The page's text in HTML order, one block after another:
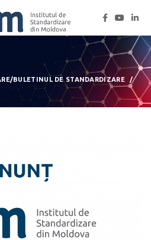
BULETINUL DE STANDARDIZARE